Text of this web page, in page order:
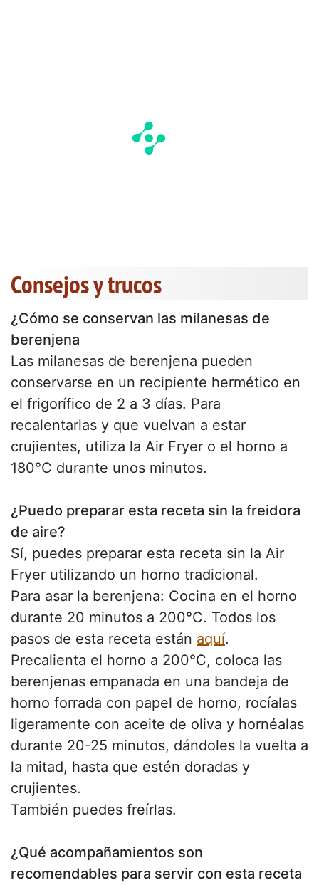
Consejos y trucos
¿Cómo se conservan las milanesas de
berenjena
Las milanesas de berenjena pueden
conservarse en un recipiente hermético en
el frigorífico de 2 a 3 días. Para
recalentarlas y que vuelvan a estar
crujientes, utiliza la Air Fryer o el horno a
180°C durante unos minutos.
¿Puedo preparar esta receta sin la freidora
de aire?
Sí, puedes preparar esta receta sin la Air
Fryer utilizando un horno tradicional.
Para asar la berenjena: Cocina en el horno
durante 20 minutos a 200°C. Todos los
pasos de esta receta están aquí.
Precalienta el horno a 200°C, coloca las
berenjenas empanada en una bandeja de
horno forrada con papel de horno, rocíalas
ligeramente con aceite de oliva y hornéalas
durante 20-25 minutos, dándoles la vuelta a
la mitad, hasta que estén doradas y
crujientes.
También puedes freírlas.
¿Qué acompañamientos son
recomendables para servir con esta receta